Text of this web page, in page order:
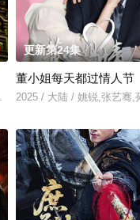
从救妹妹到彻底清除罪恶，兄
生。
更新第24集
董小姐每天都过情人节
2025 / 大陆 / 姚锐,张艺骞,